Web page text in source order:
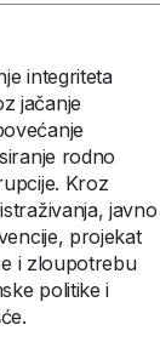
integriteta
jačanje
rodno
Kroz
javno
projekat
i zloupotrebu
politike i